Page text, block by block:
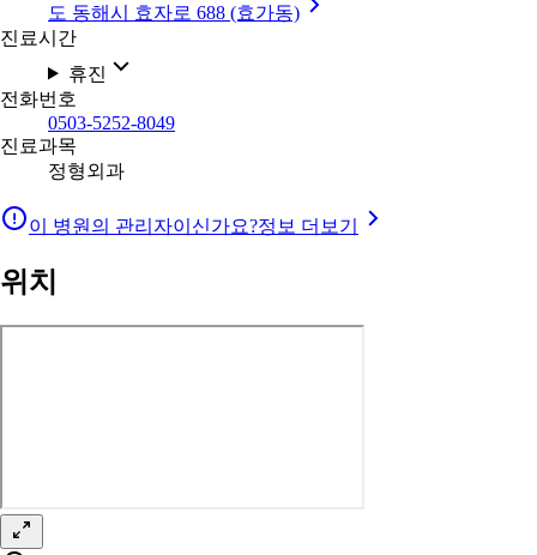
도 동해시 효자로 688 (효가동)
진료시간
휴진
전화번호
0503-5252-8049
진료과목
정형외과
이 병원의 관리자이신가요?정보 더보기
위치